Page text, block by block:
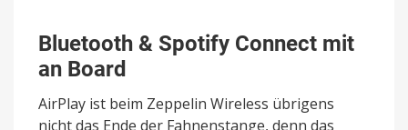
Bluetooth & Spotify Connect mit
an Board
AirPlay ist beim Zeppelin Wireless übrigens
nicht das Ende der Fahnenstange, denn das